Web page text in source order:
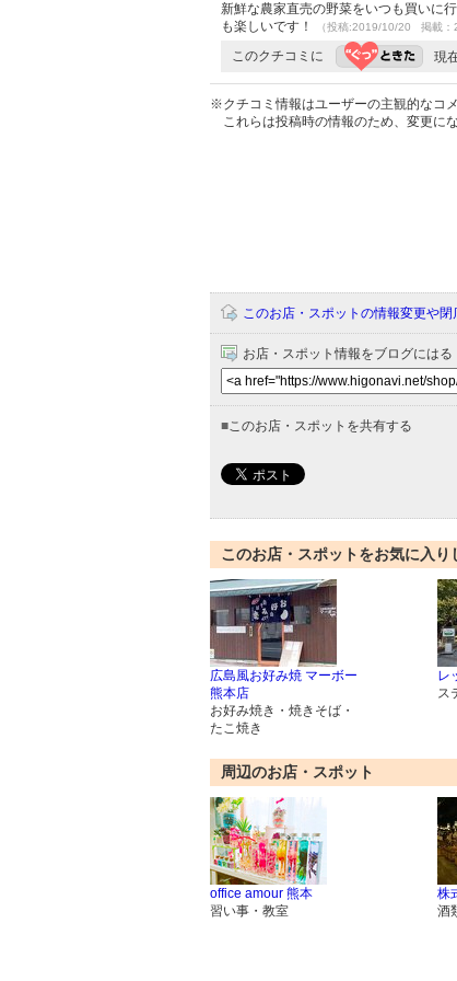
新鮮な農家直売の野菜をいつも買いに
も楽しいです！
（投稿:2019/10/20 掲載：
このクチコミに 現
※クチコミ情報はユーザーの主観的なコメ
これらは投稿時の情報のため、変更に
このお店・スポットの情報変更や
お店・スポット情報をブログにはる
■このお店・スポットを共有する
このお店・スポットをお気に入
広島風お好み焼 マーボー
熊本店
お好み焼き・焼きそば・
たこ焼き
レ
ス
周辺のお店・スポット
office amour 熊本
習い事・教室
株
酒